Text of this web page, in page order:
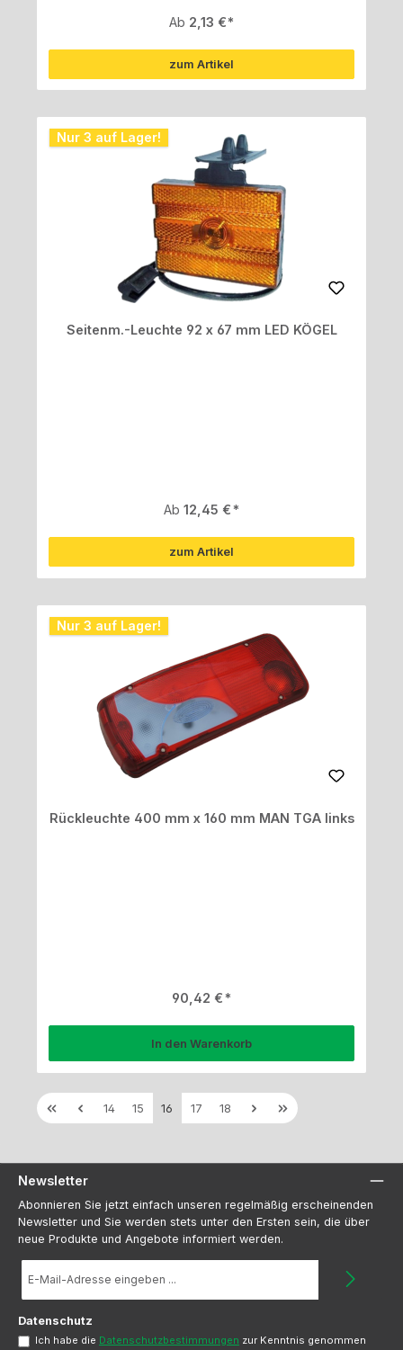
Regulärer Preis:
Ab 2,13 €
zum Artikel
Nur 3 auf Lager!
Seitenm.-Leuchte 92 x 67 mm LED KÖGEL
Regulärer Preis:
Ab12,45 €
zum Artikel
Nur 3 auf Lager!
Rückleuchte 400 mm x 160 mm MAN TGA links
Regulärer Preis:
90,42 €
In den Warenkorb
Seite
14 Seite
15 Seite
16 Seite
17 Seite
18
Newsletter
Abonnieren Sie jetzt einfach unseren regelmäßig erscheinenden
Newsletter und Sie werden stets unter den Ersten sein, die über
neue Produkte und Angebote informiert werden.
Mail-
Datenschutz
Ich habe die Datenschutzbestimmungen zur Kenntnis genommen